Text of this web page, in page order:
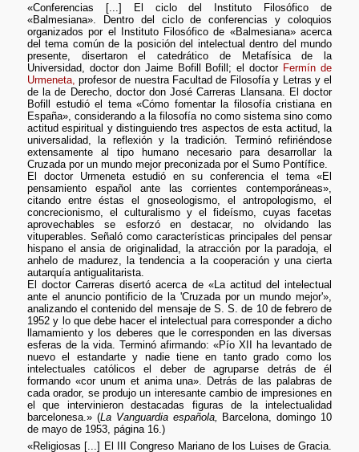
«Conferencias [...] El ciclo del Instituto Filosófico de
«Balmesiana». Dentro del ciclo de conferencias y coloquios
organizados por el Instituto Filosófico de «Balmesiana» acerca
del tema común de la posición del intelectual dentro del mundo
presente, disertaron el catedrático de Metafísica de la
Universidad, doctor don Jaime Bofill Bofill; el doctor Fermín de
Urmeneta, profesor de nuestra Facultad de Filosofía y Letras y el
de la de Derecho, doctor don José Carreras Llansana. El doctor
Bofill estudió el tema «Cómo fomentar la filosofía cristiana en
España», considerando a la filosofía no como sistema sino como
actitud espiritual y distinguiendo tres aspectos de esta actitud, la
universalidad, la reflexión y la tradición. Terminó refiriéndose
extensamente al tipo humano necesario para desarrollar la
Cruzada por un mundo mejor preconizada por el Sumo Pontífice.
El doctor Urmeneta estudió en su conferencia el tema «El
pensamiento español ante las corrientes contemporáneas»,
citando entre éstas el gnoseologismo, el antropologismo, el
concrecionismo, el culturalismo y el fideísmo, cuyas facetas
aprovechables se esforzó en destacar, no olvidando las
vituperables. Señaló como características principales del pensar
hispano el ansia de originalidad, la atracción por la paradoja, el
anhelo de madurez, la tendencia a la cooperación y una cierta
autarquía antigualitarista.
El doctor Carreras disertó acerca de «La actitud del intelectual
ante el anuncio pontificio de la 'Cruzada por un mundo mejor'»,
analizando el contenido del mensaje de S. S. de 10 de febrero de
1952 y lo que debe hacer el intelectual para corresponder a dicho
llamamiento y los deberes que le corresponden en las diversas
esferas de la vida. Terminó afirmando: «Pío XII ha levantado de
nuevo el estandarte y nadie tiene en tanto grado como los
intelectuales católicos el deber de agruparse detrás de él
formando «cor unum et anima una». Detrás de las palabras de
cada orador, se produjo un interesante cambio de impresiones en
el que intervinieron destacadas figuras de la intelectualidad
barcelonesa.» (La Vanguardia española,
Barcelona, domingo 10
de mayo de 1953, página 16.)
«Religiosas [...] El III Congreso Mariano de los Luises de Gracia.